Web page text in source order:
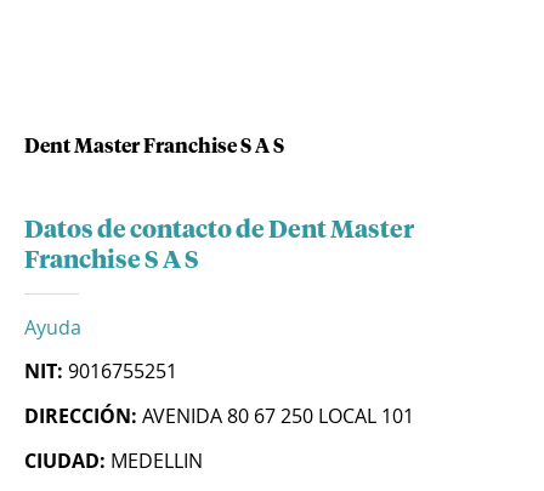
Dent Master Franchise S A S
Datos de contacto de Dent Master
Franchise S A S
Ayuda
NIT: 9016755251
DIRECCIÓN: AVENIDA 80 67 250 LOCAL 101
CIUDAD: MEDELLIN